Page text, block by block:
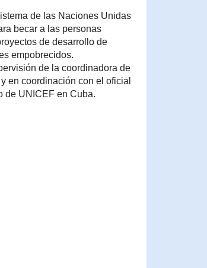
de las Naciones Unidas
becar a las personas
de desarrollo de
empobrecidos.
de la coordinadora de
en coordinación con el oficial
de UNICEF en Cuba.